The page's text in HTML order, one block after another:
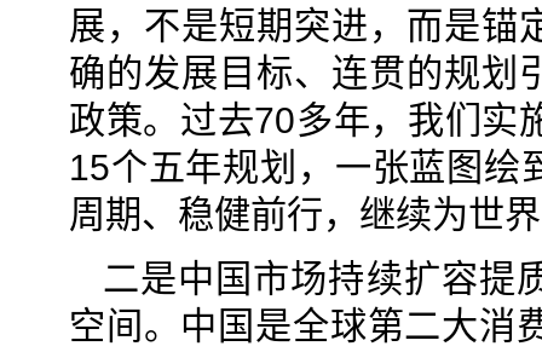
展，不是短期突进，而是锚
确的发展目标、连贯的规划
政策。过去70多年，我们实
15个五年规划，一张蓝图绘
周期、稳健前行，继续为世
二是中国市场持续扩容提
空间。中国是全球第二大消